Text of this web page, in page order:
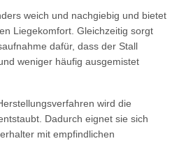
weich und nachgiebig und bietet
Liegekomfort. Gleichzeitig sorgt
dafür, dass der Stall
weniger häufig ausgemistet
wird die
Dadurch eignet sie sich
mit empfindlichen